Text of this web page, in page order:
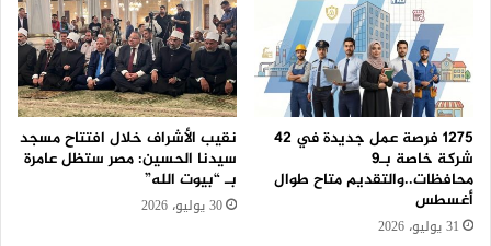
1275 فرصة عمل جديدة في 42
شركة خاصة بـ9
محافظات..والتقديم متاح طوال
أغسطس
31 يوليو، 2026
نقيب الأشراف خلال افتتاح مسجد
سيدنا الحسين: مصر ستظل عامرة
بـ “بيوت الله”
30 يوليو، 2026